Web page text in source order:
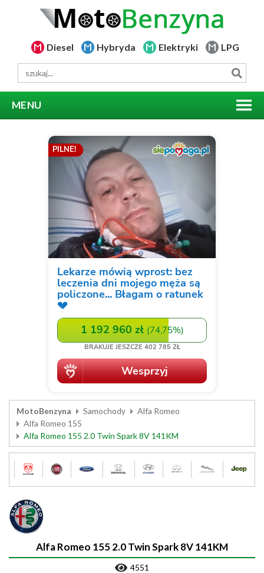
Diesel Hybryda Elektryki LPG
MENU
MotoBenzyna Samochody
Alfa Romeo
Alfa Romeo 155
Alfa Romeo 155 2.0 Twin Spark 8V 141KM
Alfa Romeo 155 2.0 Twin Spark 8V 141KM
4551